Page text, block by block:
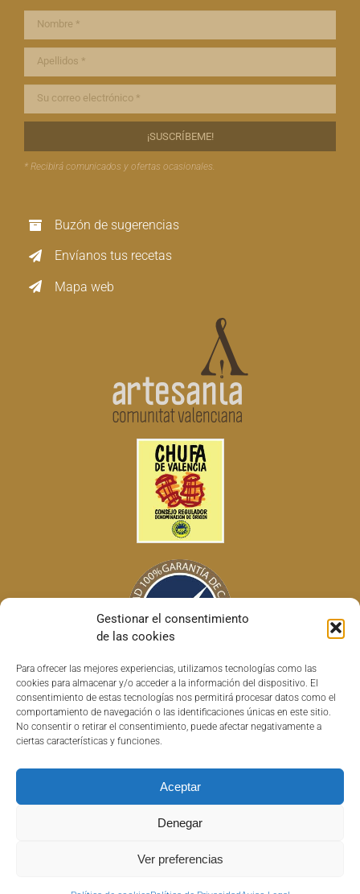
Gestionar el consentimiento
de las cookies
Para ofrecer las mejores experiencias, utilizamos tecnologías como las
cookies para almacenar y/o acceder a la información del dispositivo. El
consentimiento de estas tecnologías nos permitirá procesar datos como el
comportamiento de navegación o las identificaciones únicas en este sitio.
No consentir o retirar el consentimiento, puede afectar negativamente a
ciertas características y funciones.
Aceptar
Denegar
Ver preferencias
* Recibirá comunicados y ofertas ocasionales.
Buzón de sugerencias
Envíanos tus recetas
Mapa web
Copyright © 2022 Horchatas HISC | Todos los derechos reservados |
Aviso Legal